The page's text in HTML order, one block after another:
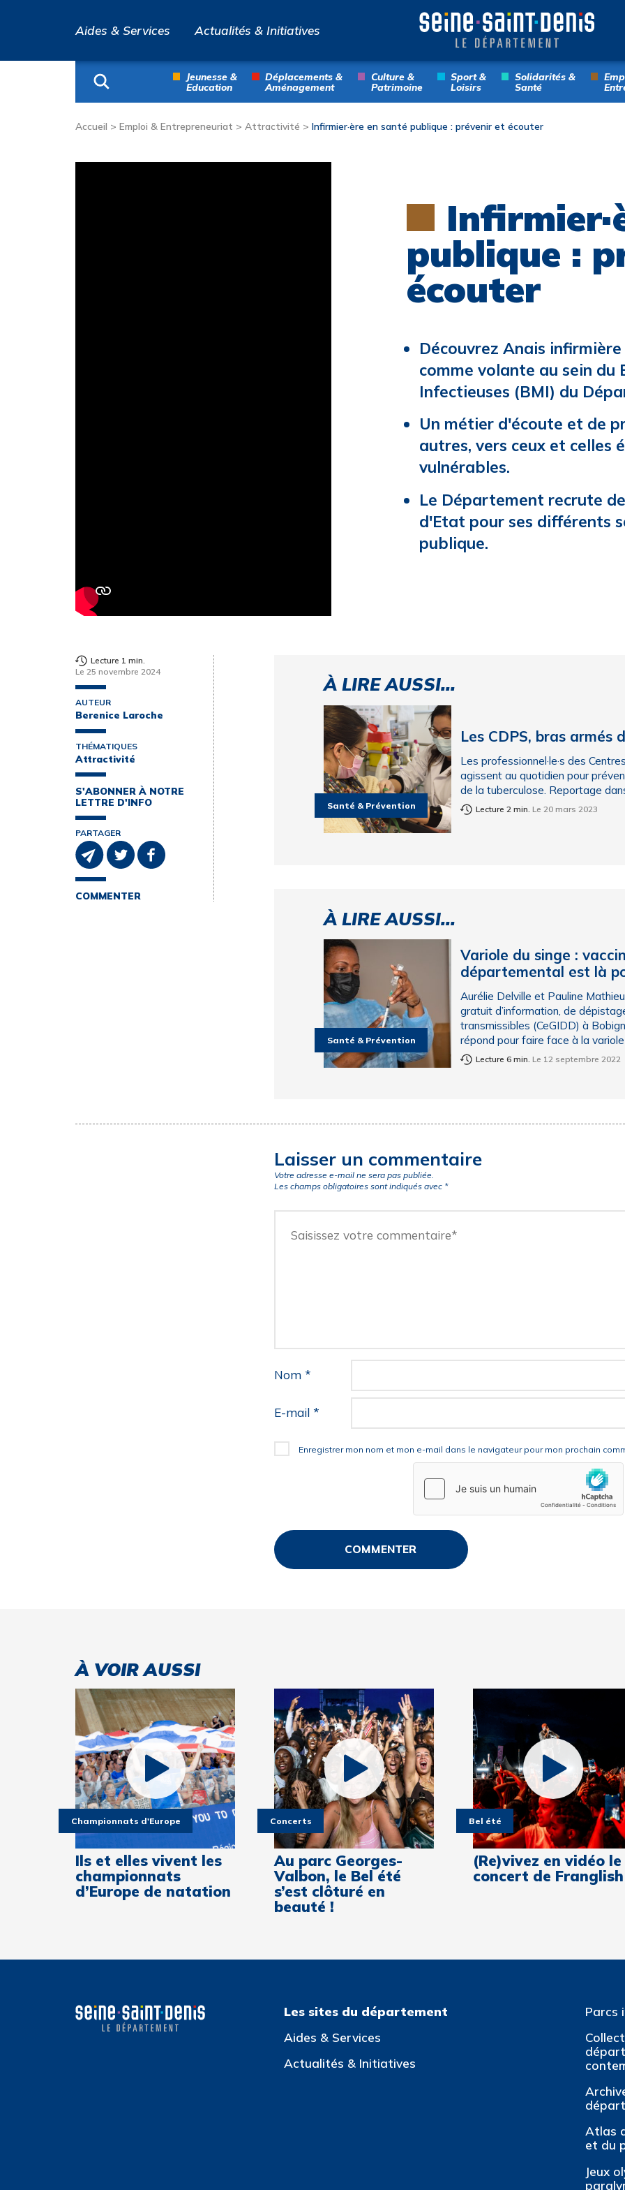
Aides & Services Actualités & Initiatives
Jeunesse &
Education
Déplacements &
Aménagement
Culture &
Patrimoine
Sport &
Loisirs
Solidarités &
Santé
Accueil >Emploi & Entrepreneuriat >Attractivité >Infirmier·ère en santé publique : prévenir et écouter
publique :
écouter
Découvrez Anais
comme volante au sein du
Infectieuses (BMI) du
Un métier d'écoute et de
autres, vers ceux et celles
vulnérables.
Le Département recrute
d'Etat pour ses différents
publique.
Lecture 1 min.
Le 25 novembre 2024
AUTEUR
Berenice Laroche
THÉMATIQUES
Attractivité
S'ABONNER À NOTRE
LETTRE D'INFO
PARTAGER
COMMENTER
À LIRE AUSSI...
Santé & Prévention
Les CDPS, bras
Les professionnel·le·s des
agissent au quotidien pour
de la tuberculose. Reportage
Lecture 2 min. Le 20 mars 2023
À LIRE AUSSI...
Santé & Prévention
Variole du singe :
départemental est là
Aurélie Delville et Pauline
gratuit d’information, de
transmissibles (CeGIDD) à
répond pour faire face à la
Lecture 6 min. Le 12 septembre 2022
Laisser un commentaire
Votre adresse e-mail ne sera pas publiée.
Les champs obligatoires sont indiqués avec *
Nom *
E-mail *
Enregistrer mon nom et mon e-mail dans le navigateur pour mon prochain
À VOIR AUSSI
Championnats d'Europe
Ils et elles vivent les
championnats
d’Europe de natation
Concerts
Au parc Georges-
Valbon, le Bel été
s’est clôturé en
beauté !
Bel été
(Re)vivez en vidéo le
concert de Franglish
Les sites du département
Aides & Services
Actualités & Initiatives
Parcs
Atlas
et du
Jeux